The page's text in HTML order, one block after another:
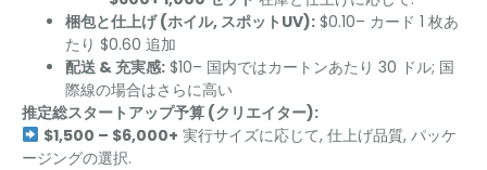
梱包と仕上げ (ホイル, スポットUV): $0.10– カード 1 枚あ
たり $0.60 追加
配送 & 充実感: $10– 国内ではカートンあたり 30 ドル; 国
際線の場合はさらに高い
推定総スタートアップ予算 (クリエイター):
$1,500 – $6,000+ 実行サイズに応じて, 仕上げ品質, パッケ
ージングの選択.